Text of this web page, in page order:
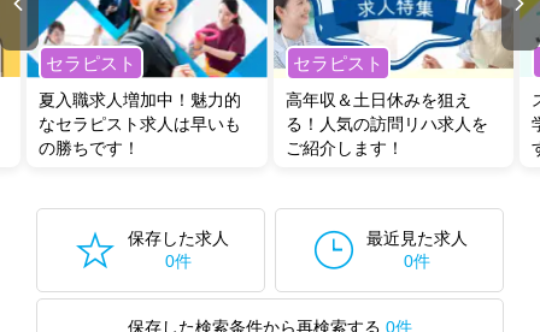
セラピスト
夏入職求人増加中！魅力的
なセラピスト求人は早いも
の勝ちです！
セラピスト
高年収＆土日休みを狙え
る！人気の訪問リハ求人を
ご紹介します！
保存した求人
0件
最近見た求人
0件
保存した検索条件から再検索する 0件